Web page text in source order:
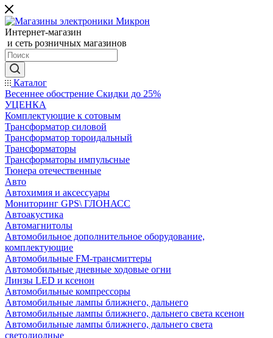
Интернет-магазин
и сеть розничных магазинов
Каталог
Весеннее обострение Скидки до 25%
УЦЕНКА
Комплектующие к сотовым
Трансформатор силовой
Трансформатор тороидальный
Трансформаторы
Трансформаторы импульсные
Тюнера отечественные
Авто
Автохимия и аксессуары
Мониторинг GPS\ ГЛОНАСС
Автоакустика
Автомагнитолы
Автомобильное дополнительное оборудование,
комплектующие
Автомобильные FM-трансмиттеры
Автомобильные дневные ходовые огни
Линзы LED и ксенон
Автомобильные компрессоры
Автомобильные лампы ближнего, дальнего
Автомобильные лампы ближнего, дальнего света ксенон
Автомобильные лампы ближнего, дальнего света
светодиодные